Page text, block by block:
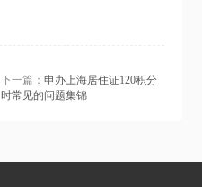
下一篇： 申办上海居住证120积分
时常见的问题集锦